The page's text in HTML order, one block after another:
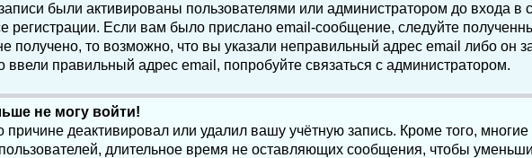
были активированы пользователями или администратором до входа в
регистрации. Если вам было прислано email-сообщение, следуйте
получено, то возможно, что вы указали неправильный адрес email либо он
правильный адрес email, попробуйте связаться с администратором.
не могу войти!
деактивировал или удалил вашу учётную запись. Кроме того, многие
длительное время не оставляющих сообщения, чтобы